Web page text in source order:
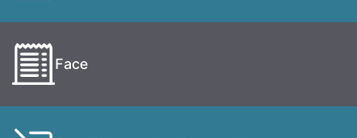
Face